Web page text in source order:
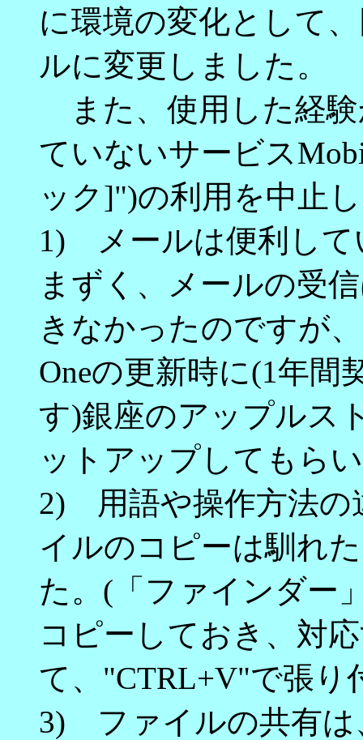
に環境の変化として
ルに変更しました。
また、使用した経
ていないサービス
ック]")の利用を中止
1) メールは便利して
まずく、メールの受
きなかったのですが
Oneの更新時に(1年間
す)銀座のアップルス
ットアップしてもら
2) 用語や操作方法の
イルのコピーは馴れ
た。(「ファインダー
コピーしておき、対
て、"CTRL+V"で張り
3) ファイルの共有は